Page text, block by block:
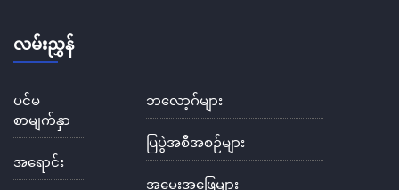
လမ်းညွှန်
ပင်မ
စာမျက်နှာ
အရောင်း
ဘလော့ဂ်များ
ပြပွဲအစီအစဉ်များ
အမေးအဖြေများ